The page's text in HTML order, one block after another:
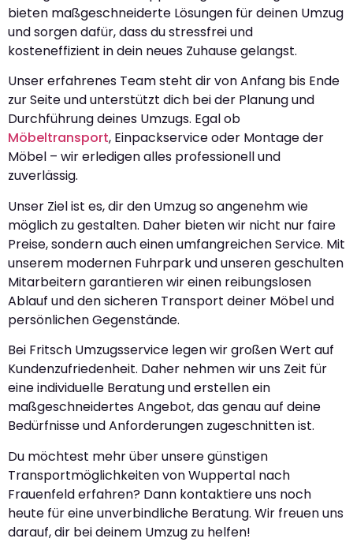
bieten maßgeschneiderte Lösungen für deinen Umzug
und sorgen dafür, dass du stressfrei und
kosteneffizient in dein neues Zuhause gelangst.
Unser erfahrenes Team steht dir von Anfang bis Ende
zur Seite und unterstützt dich bei der Planung und
Durchführung deines Umzugs. Egal ob
Möbeltransport, Einpackservice oder Montage der
Möbel – wir erledigen alles professionell und
zuverlässig.
Unser Ziel ist es, dir den Umzug so angenehm wie
möglich zu gestalten. Daher bieten wir nicht nur faire
Preise, sondern auch einen umfangreichen Service. Mit
unserem modernen Fuhrpark und unseren geschulten
Mitarbeitern garantieren wir einen reibungslosen
Ablauf und den sicheren Transport deiner Möbel und
persönlichen Gegenstände.
Bei Fritsch Umzugsservice legen wir großen Wert auf
Kundenzufriedenheit. Daher nehmen wir uns Zeit für
eine individuelle Beratung und erstellen ein
maßgeschneidertes Angebot, das genau auf deine
Bedürfnisse und Anforderungen zugeschnitten ist.
Du möchtest mehr über unsere günstigen
Transportmöglichkeiten von Wuppertal nach
Frauenfeld erfahren? Dann kontaktiere uns noch
heute für eine unverbindliche Beratung. Wir freuen uns
darauf, dir bei deinem Umzug zu helfen!